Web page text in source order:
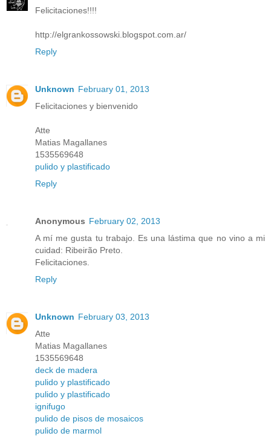
Felicitaciones!!!!
http://elgrankossowski.blogspot.com.ar/
Reply
Unknown February 01, 2013
Felicitaciones y bienvenido
Atte
Matias Magallanes
1535569648
pulido y plastificado
Reply
Anonymous February 02, 2013
A mí me gusta tu trabajo. Es una lástima que no vino a mi
cuidad: Ribeirão Preto.
Felicitaciones.
Reply
Unknown February 03, 2013
Atte
Matias Magallanes
1535569648
deck de madera
pulido y plastificado
pulido y plastificado
ignifugo
pulido de pisos de mosaicos
pulido de marmol